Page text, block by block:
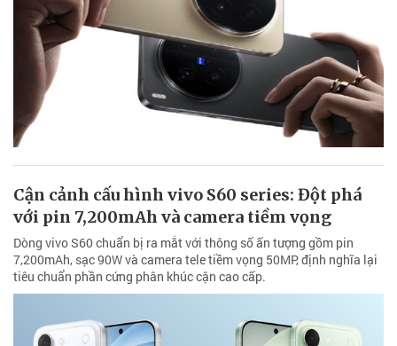
Cận cảnh cấu hình vivo S60 series: Đột phá
với pin 7,200mAh và camera tiềm vọng
Dòng vivo S60 chuẩn bị ra mắt với thông số ấn tượng gồm pin
7,200mAh, sạc 90W và camera tele tiềm vọng 50MP, định nghĩa lại
tiêu chuẩn phần cứng phân khúc cận cao cấp.